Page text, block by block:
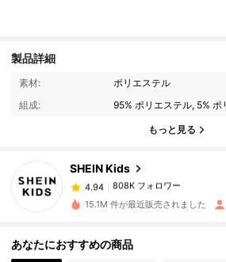
製品詳細
素材:
ポリエステル
組成:
95% ポリエステル, 5% ポ
もっと見る
SHEIN Kids
808K フォロワー
808K フォロワー
808K フォロワー
a***a は1日前 に購入しました
15.1M 件が最近販売されました
あなたにおすすめの商品